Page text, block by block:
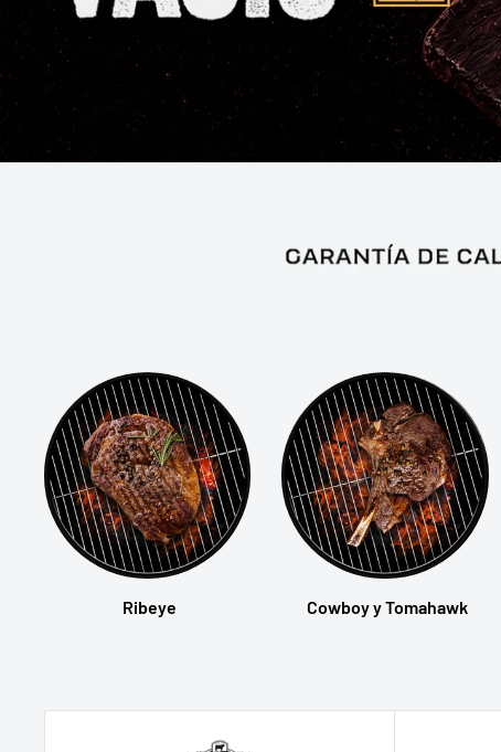
Ribeye Cowboy y Tomahawk